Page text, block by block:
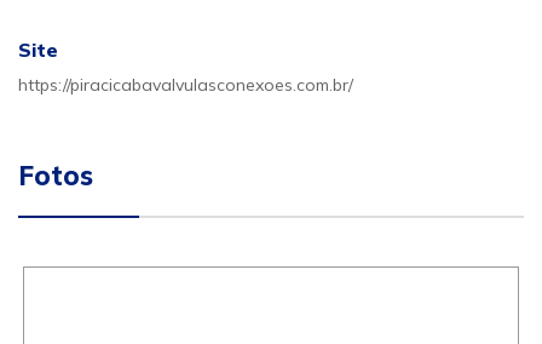
Site
https://piracicabavalvulasconexoes.com.br/
Fotos